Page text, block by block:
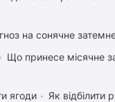
на сонячне
Що принесе місячне
ягоди
Як відбілити